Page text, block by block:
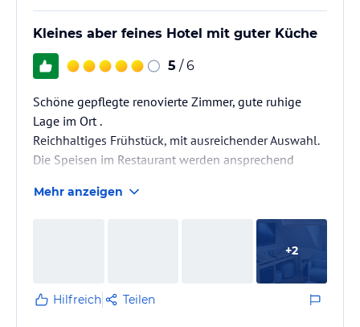
Kleines aber feines Hotel mit guter Küche
5 / 6
Schöne gepflegte renovierte Zimmer, gute ruhige
Lage im Ort .
Reichhaltiges Frühstück, mit ausreichender Auswahl.
Die Speisen im Restaurant werden ansprechend
in verschiedene Portalen echt lecker und reichlich.
Das Einzige was ich zu bemängeln hätte der
Zimmerpreis ist O.K, aber die Preise im Restaurant
Mehr anzeigen
+2
Hilfreich Teilen